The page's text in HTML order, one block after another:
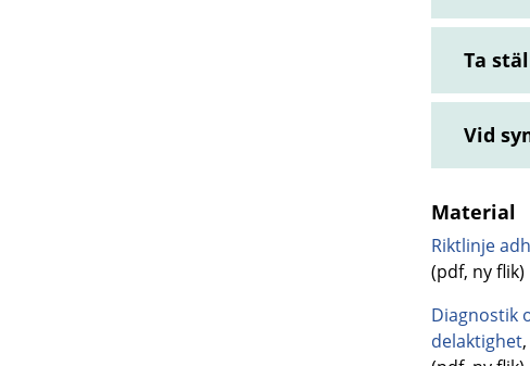
Ta
Vid
Material
Riktlinje
(pdf, ny flik)
Diagnostik
delaktighet